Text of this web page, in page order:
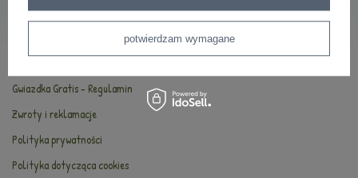
Kontakt
Gwiazdka Gratis - Regulamin
Zwroty i reklamacje
Polityka prywatności
Polityka dotycząca cookies
potwierdzam wymagane